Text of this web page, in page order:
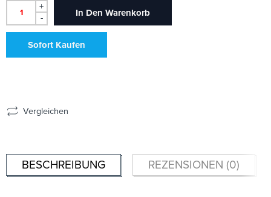
+
-
In Den Warenkorb
Sofort Kaufen
Vergleichen
BESCHREIBUNG REZENSIONEN (0)